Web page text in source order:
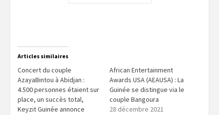
Articles similaires
Concert du couple
AzayaBintou à Abidjan :
4.500 personnes étaient sur
place, un succès total,
Keyzit Guinée annonce
African Entertainment
Awards USA (AEAUSA) : La
Guinée se distingue via le
couple Bangoura
28 décembre 2021